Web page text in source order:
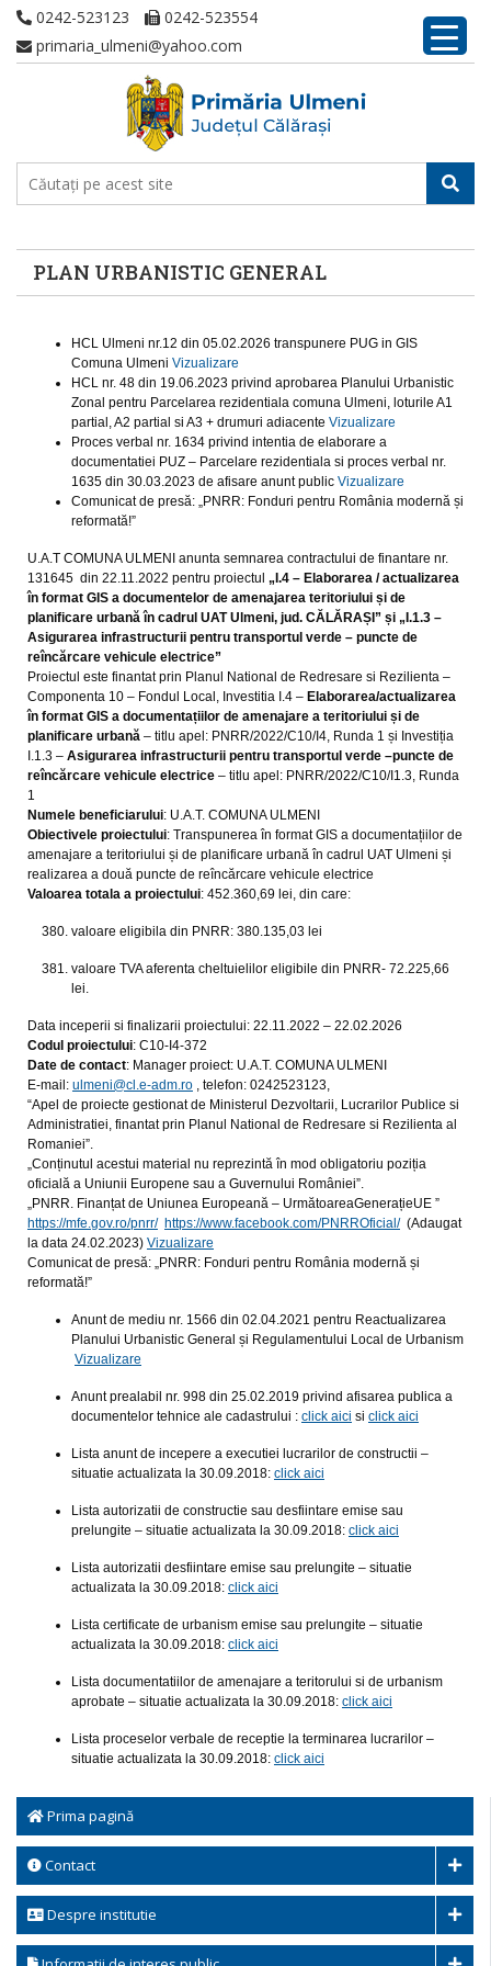
0242-523123
0242-523554
primaria_ulmeni@yahoo.com
PLAN URBANISTIC GENERAL
Prima pagină
Contact
Despre institutie
HCL Ulmeni nr.12 din 05.02.2026 transpunere PUG in GIS
Comuna Ulmeni Vizualizare
HCL nr. 48 din 19.06.2023 privind aprobarea Planului Urbanistic
Zonal pentru Parcelarea rezidentiala comuna Ulmeni, loturile A1
partial, A2 partial si A3 + drumuri adiacente Vizualizare
Proces verbal nr. 1634 privind intentia de elaborare a
documentatiei PUZ – Parcelare rezidentiala si proces verbal nr.
1635 din 30.03.2023 de afisare anunt public Vizualizare
Comunicat de presă: „PNRR: Fonduri pentru România modernă și
reformată!”
U.A.T COMUNA ULMENI anunta semnarea contractului de finantare nr.
131645 din 22.11.2022 pentru proiectul „I.4 – Elaborarea / actualizarea
în format GIS a documentelor de amenajarea teritoriului și de
planificare urbană în cadrul UAT Ulmeni, jud. CĂLĂRAȘI” și „I.1.3 –
Asigurarea infrastructurii pentru transportul verde – puncte de
reîncărcare vehicule electrice”
Proiectul este finantat prin Planul National de Redresare si Rezilienta –
Componenta 10 – Fondul Local, Investitia I.4 – Elaborarea/actualizarea
în format GIS a documentațiilor de amenajare a teritoriului și de
planificare urbană – titlu apel: PNRR/2022/C10/I4, Runda 1 și Investiția
I.1.3 – Asigurarea infrastructurii pentru transportul verde –puncte de
reîncărcare vehicule electrice – titlu apel: PNRR/2022/C10/I1.3, Runda
1
Numele beneficiarului: U.A.T. COMUNA ULMENI
Obiectivele proiectului: Transpunerea în format GIS a documentațiilor de
amenajare a teritoriului și de planificare urbană în cadrul UAT Ulmeni și
realizarea a două puncte de reîncărcare vehicule electrice
Valoarea totala a proiectului: 452.360,69 lei, din care:
valoare eligibila din PNRR: 380.135,03 lei
valoare TVA aferenta cheltuielilor eligibile din PNRR- 72.225,66
lei.
Data inceperii si finalizarii proiectului: 22.11.2022 – 22.02.2026
Codul proiectului: C10-I4-372
Date de contact: Manager proiect: U.A.T. COMUNA ULMENI
E-mail: ulmeni@cl.e-adm.ro , telefon: 0242523123,
“Apel de proiecte gestionat de Ministerul Dezvoltarii, Lucrarilor Publice si
Administratiei, finantat prin Planul National de Redresare si Rezilienta al
Romaniei”.
„Conținutul acestui material nu reprezintă în mod obligatoriu poziția
oficială a Uniunii Europene sau a Guvernului României”.
„PNRR. Finanțat de Uniunea Europeană – UrmătoareaGenerațieUE ”
https://mfe.gov.ro/pnrr/ https://www.facebook.com/PNRROficial/(Adaugat
la data 24.02.2023) Vizualizare
Comunicat de presă: „PNRR: Fonduri pentru România modernă și
reformată!”
Anunt de mediu nr. 1566 din 02.04.2021 pentru Reactualizarea
Planului Urbanistic General și Regulamentului Local de Urbanism
Vizualizare
Anunt prealabil nr. 998 din 25.02.2019 privind afisarea publica a
documentelor tehnice ale cadastrului : click aici si click aici
Lista anunt de incepere a executiei lucrarilor de constructii –
situatie actualizata la 30.09.2018: click aici
Lista autorizatii de constructie sau desfiintare emise sau
prelungite – situatie actualizata la 30.09.2018: click aici
Lista autorizatii desfiintare emise sau prelungite – situatie
actualizata la 30.09.2018: click aici
Lista certificate de urbanism emise sau prelungite – situatie
actualizata la 30.09.2018: click aici
Lista documentatiilor de amenajare a teritorului si de urbanism
aprobate – situatie actualizata la 30.09.2018: click aici
Lista proceselor verbale de receptie la terminarea lucrarilor –
situatie actualizata la 30.09.2018: click aici